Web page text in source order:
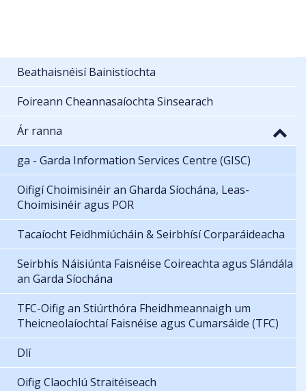
Beathaisnéisí Bainistíochta
Foireann Cheannasaíochta Sinsearach
Ár ranna
ga - Garda Information Services Centre (GISC)
Oifigí Choimisinéir an Gharda Síochána, Leas-
Choimisinéir agus POR
Tacaíocht Feidhmiúcháin & Seirbhísí Corparáideacha
Seirbhís Náisiúnta Faisnéise Coireachta agus Slándála
an Garda Síochána
TFC-Oifig an Stiúrthóra Fheidhmeannaigh um
Theicneolaíochtaí Faisnéise agus Cumarsáide (TFC)
Dlí
Oifig Claochlú Straitéiseach